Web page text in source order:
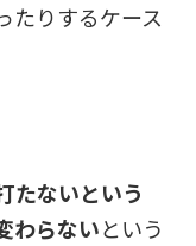
たりするケース
たないという
わらないという